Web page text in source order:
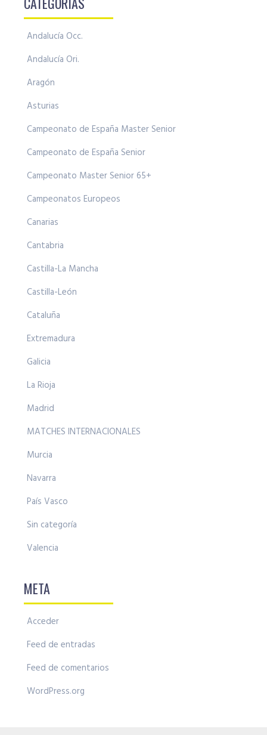
Andalucía Occ.
Andalucía Ori.
Aragón
Asturias
Campeonato de España Master Senior
Campeonato de España Senior
Campeonato Master Senior 65+
Campeonatos Europeos
Canarias
Cantabria
Castilla-La Mancha
Castilla-León
Cataluña
Extremadura
Galicia
La Rioja
Madrid
MATCHES INTERNACIONALES
Murcia
Navarra
País Vasco
Sin categoría
Valencia
META
Acceder
Feed de entradas
Feed de comentarios
WordPress.org